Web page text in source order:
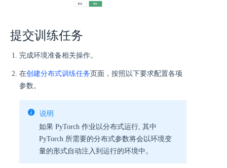
提交训练任务
完成环境准备相关操作。
在创建分布式训练任务页面，按照以下要求配置各项
参数。
说明
如果 PyTorch 作业以分布式运行, 其中
PyTorch 所需要的分布式参数将会以环境变
量的形式自动注入到运行的环境中。